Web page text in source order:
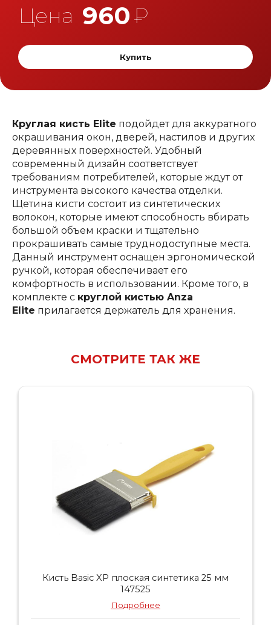
Цена 960₽
Купить
Круглая кисть Elite подойдет для аккуратного
окрашивания окон, дверей, настилов и других
деревянных поверхностей. Удобный
современный дизайн соответствует
требованиям потребителей, которые ждут от
инструмента высокого качества отделки.
Щетина кисти состоит из синтетических
волокон, которые имеют способность вбирать
большой объем краски и тщательно
прокрашивать самые труднодоступные места.
Данный инструмент оснащен эргономической
ручкой, которая обеспечивает его
комфортность в использовании. Кроме того, в
комплекте с круглой кистью Anza
Elite прилагается держатель для хранения.
СМОТРИТЕ ТАК ЖЕ
Кисть Basic XP плоская синтетика 25 мм
147525
Подробнее